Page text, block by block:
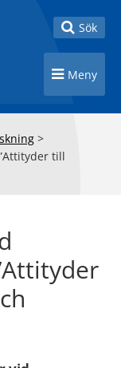
Toggle
Sök
Toggle
Meny
>
till